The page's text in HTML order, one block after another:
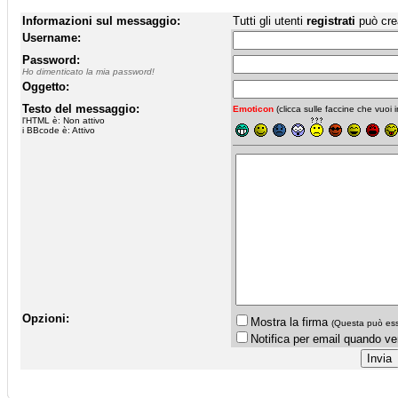
Informazioni sul messaggio: Tutti gli utenti registrati può
Username:
Password:
Ho dimenticato la mia password!
Oggetto:
Testo del messaggio:
l'HTML è: Non attivo
i BBcode è: Attivo
Emoticon (clicca sulle faccine che vuoi
Opzioni: Mostra la firma (Questa può
Notifica per email quando